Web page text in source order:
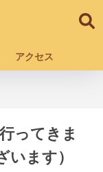
アクセス
ってきま
います）